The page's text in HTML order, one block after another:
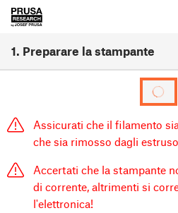
1. Preparare la stampante
Assicurati che il filamento
che sia rimosso dagli
Accertati che la stampante
di corrente, altrimenti si
l'elettronica!